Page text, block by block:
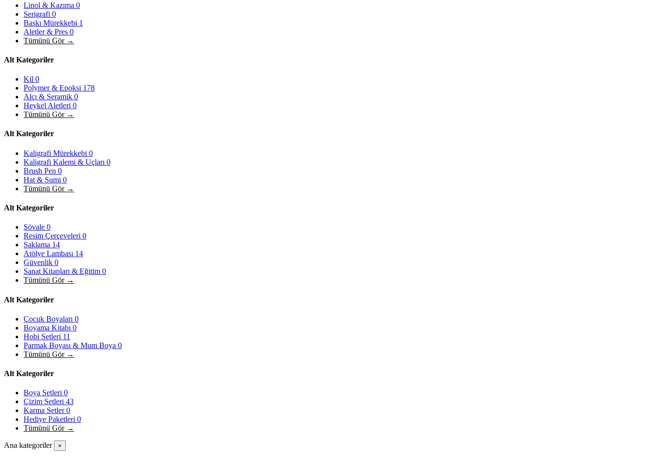
Linol & Kazıma 0
Serigrafi 0
Baskı Mürekkebi 1
Aletler & Pres 0
Tümünü Gör →
Alt Kategoriler
Kil 0
Polymer & Epoksi 178
Alçı & Seramik 0
Heykel Aletleri 0
Tümünü Gör →
Alt Kategoriler
Kaligrafi Mürekkebi 0
Kaligrafi Kalemi & Uçları 0
Brush Pen 0
Hat & Sumi 0
Tümünü Gör →
Alt Kategoriler
Şövale 0
Resim Çerçeveleri 0
Saklama 14
Atölye Lambası 14
Güvenlik 0
Sanat Kitapları & Eğitim 0
Tümünü Gör →
Alt Kategoriler
Çocuk Boyaları 0
Boyama Kitabı 0
Hobi Setleri 11
Parmak Boyası & Mum Boya 0
Tümünü Gör →
Alt Kategoriler
Boya Setleri 0
Çizim Setleri 43
Karma Setler0
Hediye Paketleri 0
Tümünü Gör →
Ana kategoriler ×